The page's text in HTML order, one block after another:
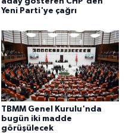
Yeni Parti'ye çağrı
TBMM Genel Kurulu'nda
bugün iki madde
görüşülecek